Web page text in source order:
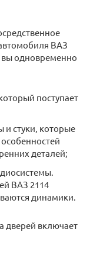
ВАЗ
вы одновременно
поступает
и стуки, которые
деталей;
ВАЗ 2114
динамики.
дверей включает